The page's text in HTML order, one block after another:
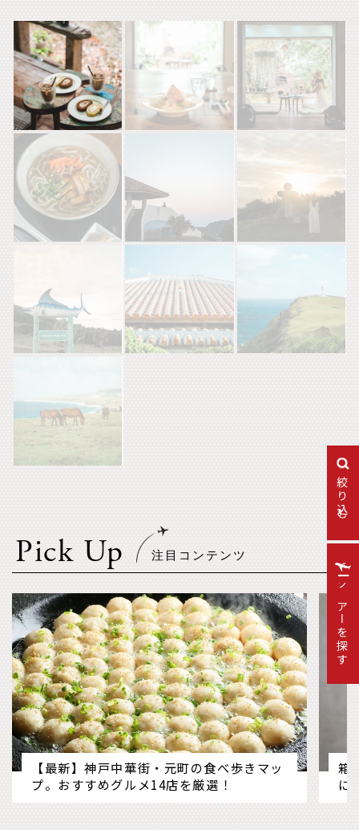
絞り込む
Pick Up
【最新】神戸中華街・元町の食べ歩きマッ
プ。おすすめグルメ14店を厳選！
箱
に
ツアーを探す